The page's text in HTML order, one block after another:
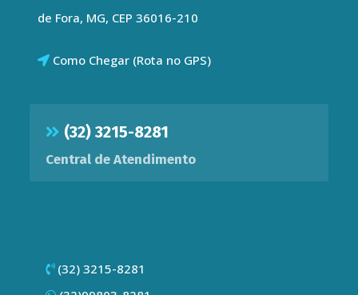
de Fora, MG, CEP 36016-210
Como Chegar (Rota no GPS)
(32) 3215-8281
Central de Atendimento
(32) 3215-8281